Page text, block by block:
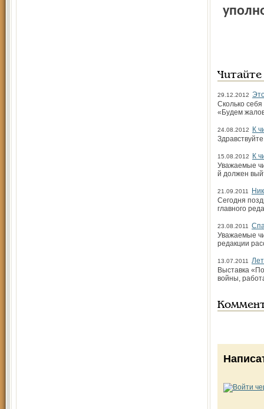
29.12.2012
Сколько
«Будем
24.08.2012
К
15.08.2012
К
Уважаемые
й должен
21.09.2011
Сегодня
главного
23.08.2011
Уважаемые
редакции
13.07.2011
Выставка
войны,